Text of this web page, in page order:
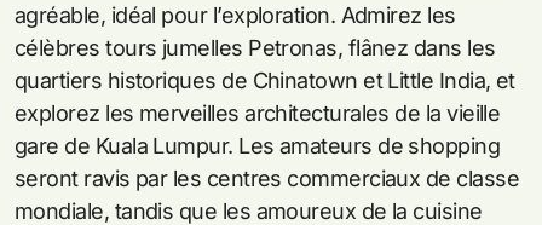
agréable, idéal pour l’exploration. Admirez les
célèbres tours jumelles Petronas, flânez dans les
quartiers historiques de Chinatown et Little India, et
explorez les merveilles architecturales de la vieille
gare de Kuala Lumpur. Les amateurs de shopping
seront ravis par les centres commerciaux de classe
mondiale, tandis que les amoureux de la cuisine